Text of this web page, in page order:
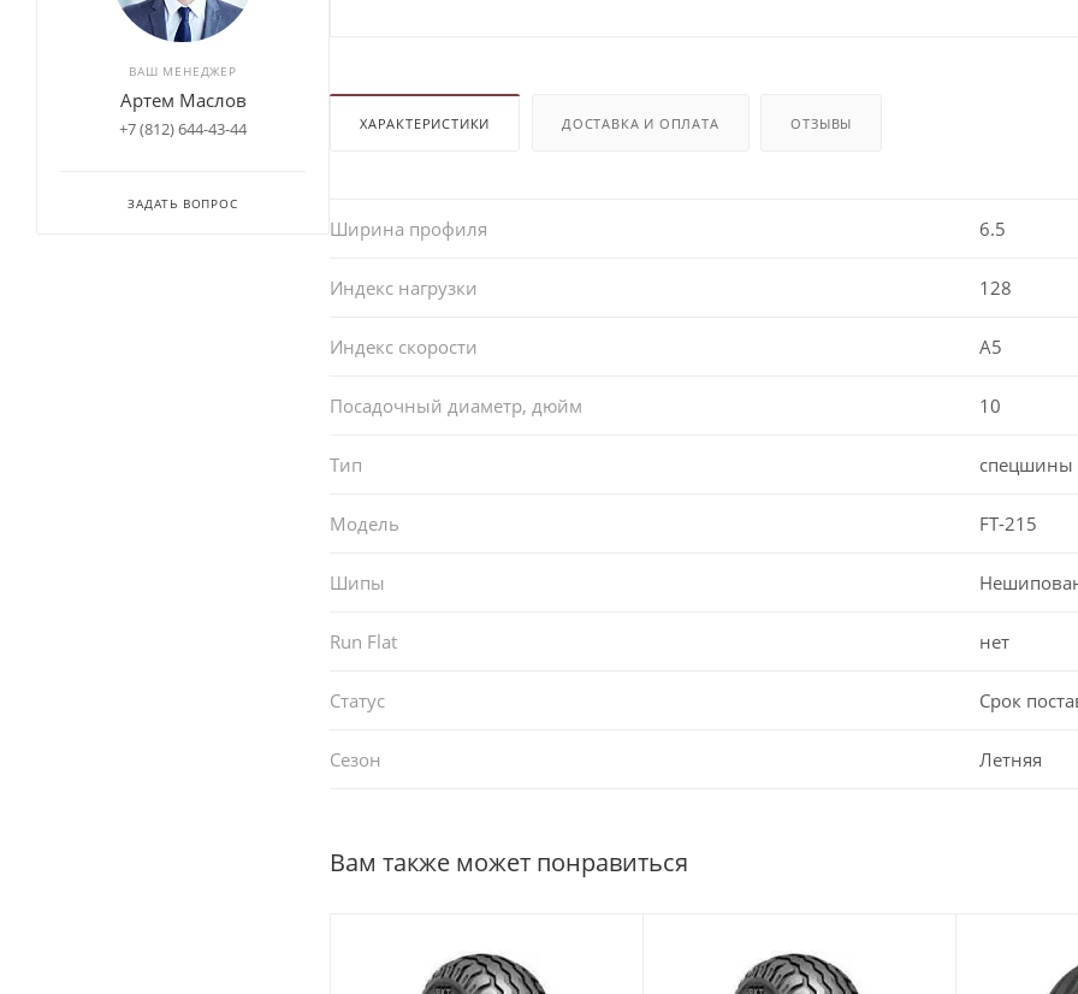
ХАРАКТЕРИСТИКИ ДОСТАВКА И ОПЛАТА ОТЗЫВЫ
Ширина профиля 6.5
Индекс нагрузки 128
Индекс скорости A5
Посадочный диаметр, дюйм 10
Тип спецшины
Модель FT-215
Шипы
Run Flat нет
Статус Срок
Сезон Летняя
Вам также может понравиться
ВАШ МЕНЕДЖЕР
Артем Маслов
+7 (812) 644-43-44
ЗАДАТЬ ВОПРОС